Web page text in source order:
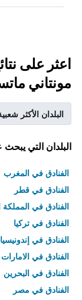
اعثر على
مونتاني
البلدان الأكثر
البلدان التي
الفنادق في المغرب
الفنادق في قطر
الفنادق في المملكة
الفنادق في تركيا
الفنادق في إندونيسيا
الفنادق في الامارات
الفنادق في البحرين
الفنادق في مصر